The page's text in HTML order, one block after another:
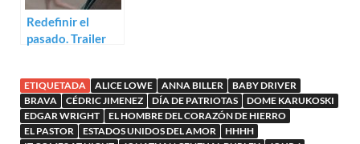
Redefinir el
pasado. Trailer
ETIQUETADA ALICE LOWE ANNA BILLER
BABY DRIVER
BRAVA
CÉDRIC JIMENEZ DÍA DE PATRIOTAS
DOME KARUKOSKI
EDGAR WRIGHT
EL HOMBRE DEL CORAZÓN DE HIERRO
EL PASTOR
ESTADOS UNIDOS DEL AMOR
HHHH